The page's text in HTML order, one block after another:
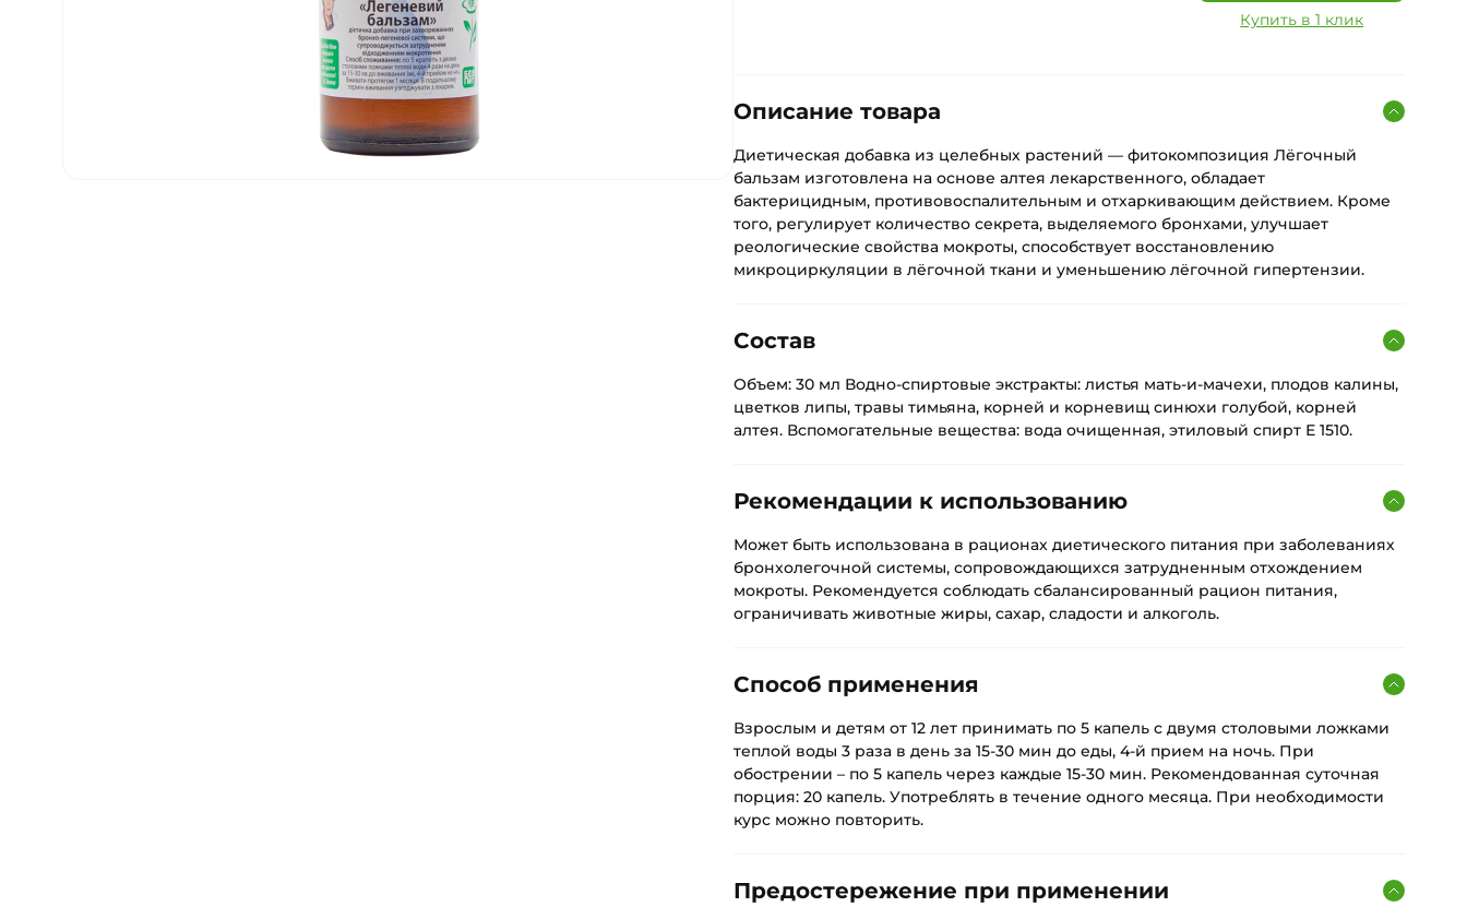
Купить в 1 клик
Описание товара
Диетическая добавка из целебных растений — фитокомпозиция Лёгочный
бальзам изготовлена на основе алтея лекарственного, обладает
бактерицидным, противовоспалительным и отхаркивающим действием. Кроме
того, регулирует количество секрета, выделяемого бронхами, улучшает
реологические свойства мокроты, способствует восстановлению
микроциркуляции в лёгочной ткани и уменьшению лёгочной гипертензии.
Состав
Объем: 30 мл Водно-спиртовые экстракты: листья мать-и-мачехи, плодов калины,
цветков липы, травы тимьяна, корней и корневищ синюхи голубой, корней
алтея. Вспомогательные вещества: вода очищенная, этиловый спирт Е 1510.
Рекомендации к использованию
Может быть использована в рационах диетического питания при заболеваниях
бронхолегочной системы, сопровождающихся затрудненным отхождением
мокроты. Рекомендуется соблюдать сбалансированный рацион питания,
ограничивать животные жиры, сахар, сладости и алкоголь.
Способ применения
Взрослым и детям от 12 лет принимать по 5 капель с двумя столовыми ложками
теплой воды 3 раза в день за 15-30 мин до еды, 4-й прием на ночь. При
обострении – по 5 капель через каждые 15-30 мин. Рекомендованная суточная
порция: 20 капель. Употреблять в течение одного месяца. При необходимости
курс можно повторить.
Предостережение при применении